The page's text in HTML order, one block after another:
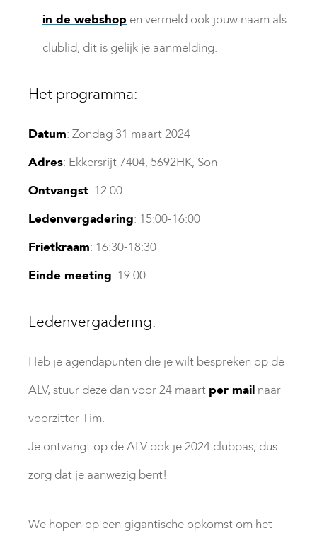
in de webshop en vermeld ook jouw naam als
clublid, dit is gelijk je aanmelding.
Het programma:
Datum: Zondag 31 maart 2024
Adres: Ekkersrijt 7404, 5692HK, Son
Ontvangst: 12:00
Ledenvergadering: 15:00-16:00
Frietkraam: 16:30-18:30
Einde meeting: 19:00
Ledenvergadering:
Heb je agendapunten die je wilt bespreken op de
ALV, stuur deze dan voor 24 maart per mail naar
voorzitter Tim.
Je ontvangt op de ALV ook je 2024 clubpas, dus
zorg dat je aanwezig bent!
We hopen op een gigantische opkomst om het